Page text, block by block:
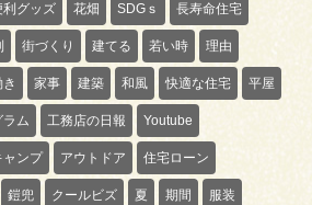
利グッズ 花畑 SDGｓ 長寿命住宅
街づくり 建てる 若い時 理由
家事 建築 和風 快適な住宅 平屋
ラム 工務店の日報 Youtube
ャンプ アウトドア 住宅ローン
鎧兜 クールビズ 夏 期間 服装